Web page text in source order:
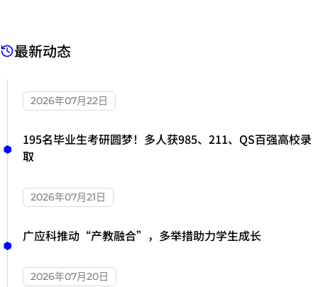
最新动态
2026年07月22日
195名毕业生考研圆梦！多人获985、211、QS百强高校录
取
2026年07月21日
广应科推动“产教融合”，多举措助力学生成长
2026年07月20日